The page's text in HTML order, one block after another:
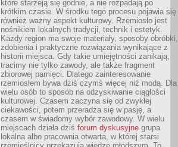
które starzeją się godnie, a nie rozpadają po
krótkim czasie. W środku tego procesu pojawia się
również ważny aspekt kulturowy. Rzemiosło jest
nośnikiem lokalnych tradycji, technik i estetyk.
Każdy region ma swoje materiały, sposoby obróbki,
zdobienia i praktyczne rozwiązania wynikające z
historii miejsca. Gdy takie umiejętności zanikają,
tracimy nie tylko zawody, ale także fragment
zbiorowej pamięci. Dlatego zainteresowanie
rzemiosłem bywa dziś czymś więcej niż modą. Dla
wielu osób to sposób na odzyskiwanie ciągłości
kulturowej. Czasem zaczyna się od zwykłej
ciekawości, potem przeradza się w pasję, a
czasem w świadomy wybór zawodowy. W wielu
miejscach działa dziś forum dyskusyjne grupa
lokalna albo pracownia otwarta, w której starsi